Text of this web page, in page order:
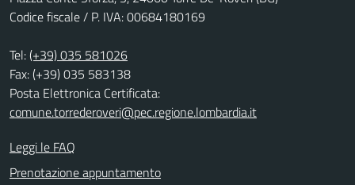
Codice fiscale / P. IVA: 00684180169
Tel:(+39) 035 581026
Fax: (+39) 035 583138
Posta Elettronica Certificata:
comune.torrederoveri@pec.regione.lombardia.it
Leggi le FAQ
Prenotazione appuntamento